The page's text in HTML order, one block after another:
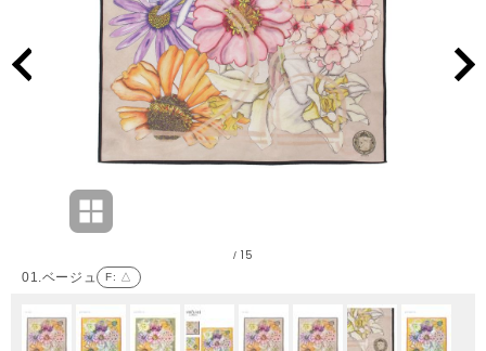
01.ベージュ F: △
/ 15